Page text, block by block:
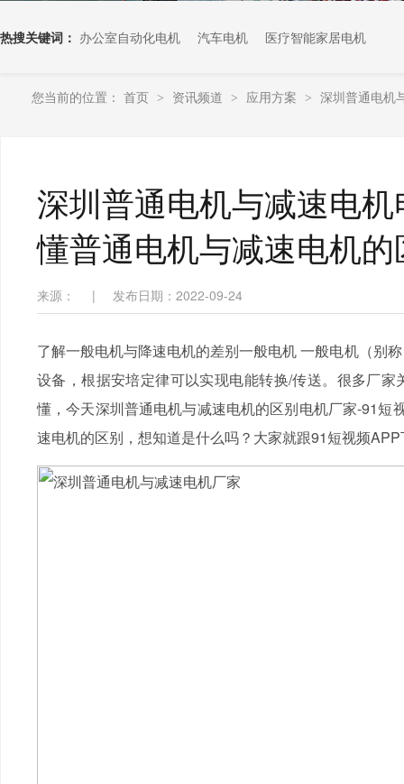
热搜关键词： 办公室自动化电机 汽车电机 医疗智能家居电机
您当前的位置： 首页 > 资讯频道 > 应用方案 > 深圳普通电机
深圳普通电机与减速电
懂普通电机与减速电机的
来源： | 发布日期：2022-09-24
了解一般电机与降速电机的差别一般电机 一般电机（别
设备，根据安培定律可以实现电能转换/传送。很多厂
懂，今天深圳普通电机与减速电机的区别电机厂家-91
速电机的区别，想知道是什么吗？大家就跟91短视频